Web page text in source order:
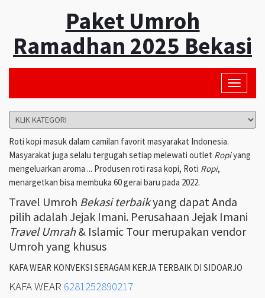
Paket Umroh
Ramadhan 2025 Bekasi
Toggle
Roti kopi masuk dalam camilan favorit masyarakat Indonesia.
Masyarakat juga selalu tergugah setiap melewati outlet Ropiyang
mengeluarkan aroma ... Produsen roti rasa kopi, Roti Ropi,
menargetkan bisa membuka 60 gerai baru pada 2022.
Travel Umroh Bekasi terbaikyang dapat Anda
pilih adalah Jejak Imani. Perusahaan Jejak Imani
Travel Umrah& Islamic Tour merupakan vendor
Umroh yang khusus
KAFA WEAR KONVEKSI SERAGAM KERJA TERBAIK DI SIDOARJO
KAFA WEAR 6281252890217